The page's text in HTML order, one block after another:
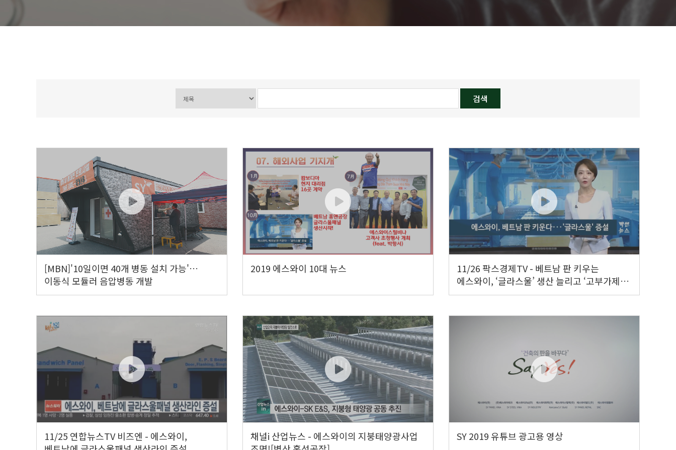
[MBN]'10일이면 40개 병동 설치 가능'…
이동식 모듈러 음압병동 개발
2019 에스와이 10대 뉴스
11/26 팍스경제TV - 베트남 판 키우는
에스와이, ‘글라스울’ 생산 늘리고 ‘고부가제품’
먼저 판다
11/25 연합뉴스TV 비즈엔 - 에스와이,
채널i 산업뉴스 - 에스와이의 지붕태양광사업
SY 2019 유튜브 광고용 영상